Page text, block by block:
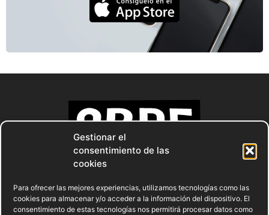
Gestionar el
consentimiento de las
cookies
Para ofrecer las mejores experiencias, utilizamos tecnologías como las
cookies para almacenar y/o acceder a la información del dispositivo. El
consentimiento de estas tecnologías nos permitirá procesar datos como